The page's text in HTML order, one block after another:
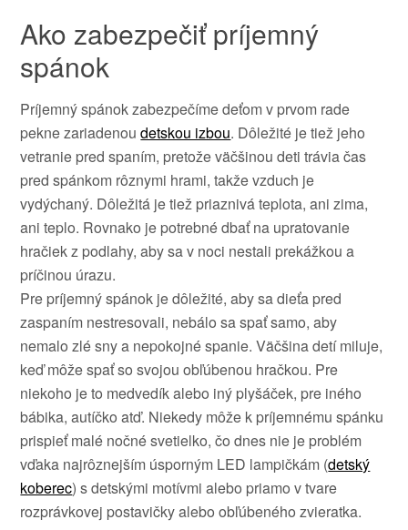
Ako zabezpečiť príjemný
spánok
Príjemný spánok zabezpečíme deťom v prvom rade
pekne zariadenoudetskou izbou. Dôležité je tiež jeho
vetranie pred spaním, pretože väčšinou deti trávia čas
pred spánkom rôznymi hrami, takže vzduch je
vydýchaný. Dôležitá je tiež priaznivá teplota, ani zima,
ani teplo. Rovnako je potrebné dbať na upratovanie
hračiek z podlahy, aby sa v noci nestali prekážkou a
príčinou úrazu.
Pre príjemný spánok je dôležité, aby sa dieťa pred
zaspaním nestresovali, nebálo sa spať samo, aby
nemalo zlé sny a nepokojné spanie. Väčšina detí miluje,
keď môže spať so svojou obľúbenou hračkou. Pre
niekoho je to medvedík alebo iný plyšáček, pre iného
bábika, autíčko atď. Niekedy môže k príjemnému spánku
prispieť malé nočné svetielko, čo dnes nie je problém
vďaka najrôznejším úsporným LED lampičkám (detský
koberec) s detskými motívmi alebo priamo v tvare
rozprávkovej postavičky alebo obľúbeného zvieratka.